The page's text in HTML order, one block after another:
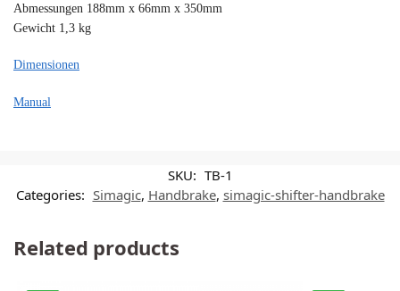
Abmessungen 188mm x 66mm x 350mm
Gewicht 1,3 kg
Dimensionen
Manual
SKU: TB-1
Categories: Simagic, Handbrake, simagic-shifter-handbrake
Related products